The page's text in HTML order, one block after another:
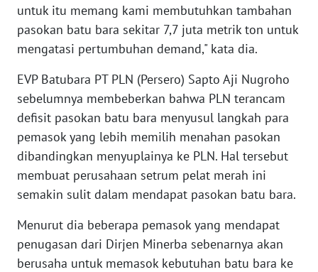
untuk itu memang kami membutuhkan tambahan
pasokan batu bara sekitar 7,7 juta metrik ton untuk
mengatasi pertumbuhan demand," kata dia.
EVP Batubara PT PLN (Persero) Sapto Aji Nugroho
sebelumnya membeberkan bahwa PLN terancam
defisit pasokan batu bara menyusul langkah para
pemasok yang lebih memilih menahan pasokan
dibandingkan menyuplainya ke PLN. Hal tersebut
membuat perusahaan setrum pelat merah ini
semakin sulit dalam mendapat pasokan batu bara.
Menurut dia beberapa pemasok yang mendapat
penugasan dari Dirjen Minerba sebenarnya akan
berusaha untuk memasok kebutuhan batu bara ke
WN
SULTRA
WN
NTB
WN
SULTENG
WN
SULBAR
WN
BABEL